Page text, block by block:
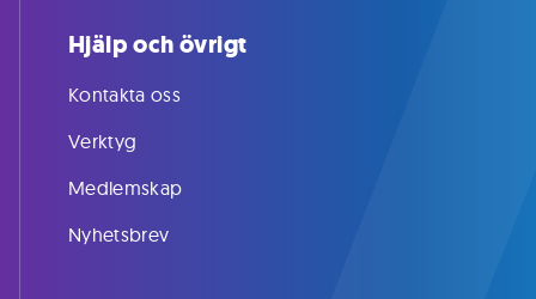
Hjälp och övrigt
Kontakta oss
Verktyg
Medlemskap
Nyhetsbrev